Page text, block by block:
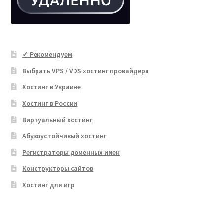
✓ Рекомендуем
Выбрать VPS / VDS хостинг провайдера
Хостинг в Украине
Хостинг в России
Виртуальный хостинг
Абузоустойчивый хостинг
Регистраторы доменных имен
Конструкторы сайтов
Хостинг для игр